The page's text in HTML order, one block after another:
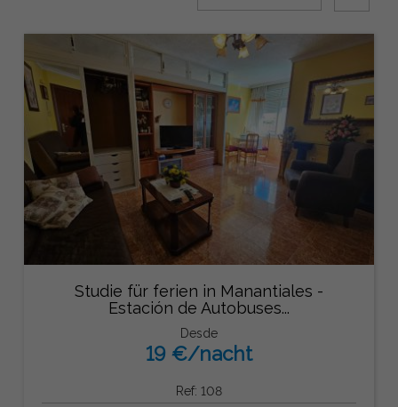
Studie für ferien in Manantiales -
Estación de Autobuses...
Desde
19 €/nacht
Ref: 108